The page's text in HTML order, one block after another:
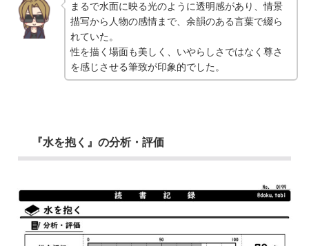
まるで水面に映る光のように透明感があり、情景
描写から人物の感情まで、余韻のある言葉で綴ら
れていた。
性を描く場面も美しく、いやらしさではなく尊さ
を感じさせる筆致が印象的でした。
『水を抱く』の分析・評価